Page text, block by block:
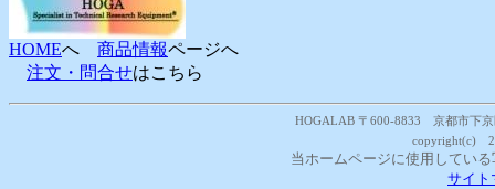
HOMEへ 商品情報ページへ
注文・問合せはこちら
HOGALAB 〒600-8833 京都市下
copyright(c)
当ホームページに使用してい
サイト